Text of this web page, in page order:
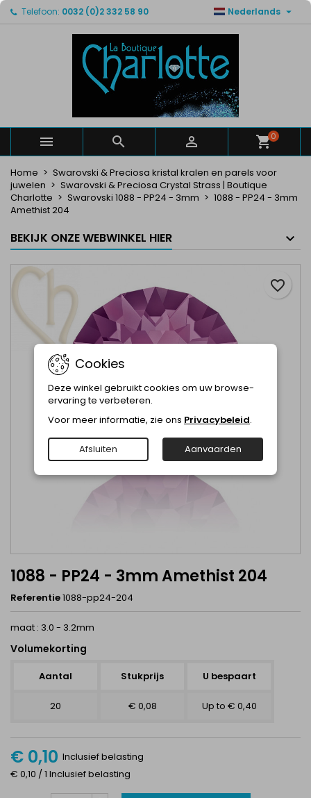
Telefoon: 0032 (0)2 332 58 90 Nederlands 
   0
Home
Swarovski & Preciosa kristal kralen en parels voor
juwelen
Swarovski & Preciosa Crystal Strass | Boutique
Charlotte
Swarovski 1088 - PP24 - 3mm
1088 - PP24 - 3mm
Amethist 204
BEKIJK ONZE WEBWINKEL HIER
1088 - PP24 - 3mm Amethist 204
Referentie1088-pp24-204
maat : 3.0 - 3.2mm
Volumekorting
Aantal Stukprijs U bespaart
20 € 0,08 Up to € 0,40
€ 0,10 Inclusief belasting
€ 0,10 / 1 Inclusief belasting
favorite_border
Mijn verlanglijsten ×
Maak een lijst
Maak een verlanglijst ×
Verlanglijst naam
Annuleren Maak een verlanglijst
Inloggen ×
U moet ingelogd zijn om producten in uw verlanglijst
Annuleren Inloggen
Cookies
Deze winkel gebruikt cookies om uw browse-
ervaring te verbeteren.
Voor meer informatie, zie ons Privacybeleid.
Afsluiten Aanvaarden